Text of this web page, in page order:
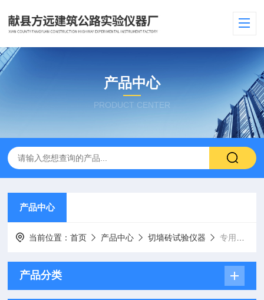
产品中心
PRODUCT CENTER
产品中心
当前位置：首页 产品中心 切墙砖试验仪器 专用搅拌机
产品分类